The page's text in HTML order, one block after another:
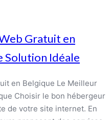
Gratuit en
Solution Idéale
en Belgique Le Meilleur
Choisir le bon hébergeur
de votre site internet. En